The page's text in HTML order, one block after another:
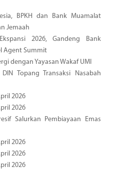
BPKH dan Bank Muamalat
Jemaah
2026, Gandeng Bank
Agent Summit
dengan Yayasan Wakaf UMI
Topang Transaksi Nasabah
2026
2026
Salurkan Pembiayaan Emas
2026
2026
2026